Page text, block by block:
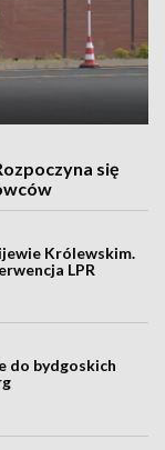
się
Królewskim.
LPR
do bydgoskich